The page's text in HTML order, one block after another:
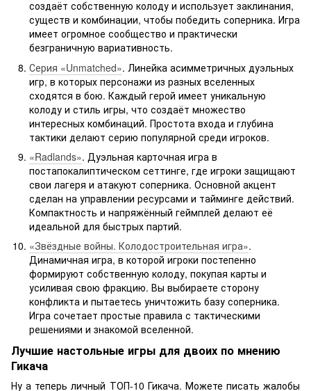
создаёт собственную колоду и использует заклинания,
существ и комбинации, чтобы победить соперника. Игра
имеет огромное сообщество и практически
безграничную вариативность.
Серия «Unmatched». Линейка асимметричных дуэльных
игр, в которых персонажи из разных вселенных
сходятся в бою. Каждый герой имеет уникальную
колоду и стиль игры, что создаёт множество
интересных комбинаций. Простота входа и глубина
тактики делают серию популярной среди игроков.
«Radlands». Дуэльная карточная игра в
постапокалиптическом сеттинге, где игроки защищают
свои лагеря и атакуют соперника. Основной акцент
сделан на управлении ресурсами и тайминге действий.
Компактность и напряжённый геймплей делают её
идеальной для быстрых партий.
«Звёздные войны. Колодостроительная игра».
Динамичная игра, в которой игроки постепенно
формируют собственную колоду, покупая карты и
усиливая свою фракцию. Вы выбираете сторону
конфликта и пытаетесь уничтожить базу соперника.
Игра сочетает простые правила с тактическими
решениями и знакомой вселенной.
Лучшие настольные игры для двоих по мнению
Гикача
Ну а теперь личный ТОП-10 Гикача. Можете писать жалобы